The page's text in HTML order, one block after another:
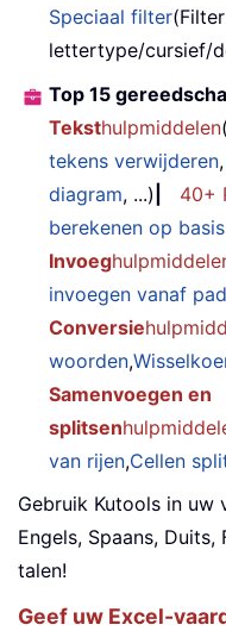
Speciaal filter
lettertype/cursief/
Top 15
Teksthulpmiddelen(
tekens verwijderen
diagram, ...) 40+
berekenen op
Invoeg
invoegen vanaf pad
Conversie
woorden,
Samenvoegen en
splitsen
van rijen,Cellen
Gebruik Kutools in uw
Engels, Spaans,
talen!
Geef uw Excel-